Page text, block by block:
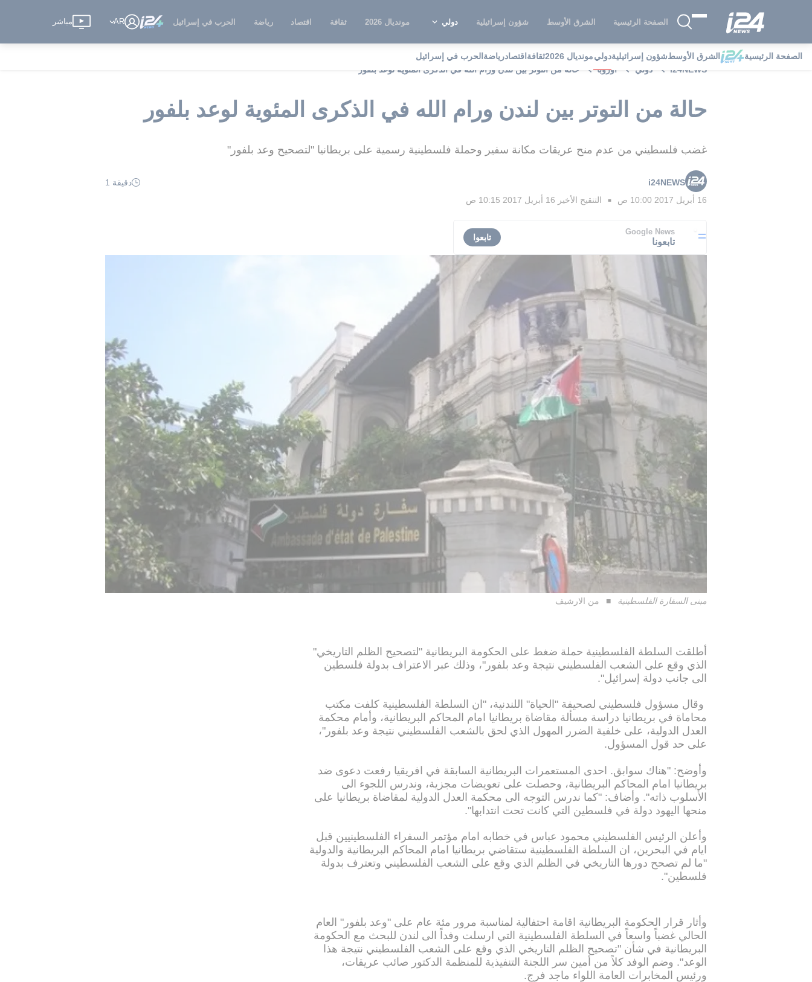
الصفحة الرئيسية الشرق الأوسط شؤون إسرائيلية دولي مونديال 2026 ثقافة اقتصاد رياضة الحرب في إسرائيل AR مباشر
الصفحة الرئيسية الشرق الأوسطشؤون إسرائيليةدوليمونديال 2026 ثقافة اقتصادرياضة الحرب في إسرائيل
i24NEWS
دولي أوروبا حالة من التوتر بين لندن ورام الله في الذكرى المئوية لوعد بلفور
حالة من التوتر بين لندن ورام الله في الذكرى المئوية لوعد بلفور
غضب فلسطيني من عدم منح عريقات مكانة سفير وحملة فلسطينية رسمية على بريطانيا "لتصحيح وعد بلفور"
i24NEWS
دقيقة 1
16 أبريل 2017 10:00 ص
■ التنقيح الأخير 16 أبريل 2017 10:15 ص
Google News
تابعونا تابعوا
مبنى السفارة الفلسطينية من الارشيف
أطلقت السلطة الفلسطينية حملة ضغط على الحكومة البريطانية "لتصحيح الظلم التاريخي"
الذي وقع على الشعب الفلسطيني نتيجة وعد بلفور"، وذلك عبر الاعتراف بدولة فلسطين
الى جانب دولة إسرائيل".
وقال مسؤول فلسطيني لصحيفة "الحياة" اللندنية، "ان السلطة الفلسطينية كلفت مكتب
محاماة في بريطانيا دراسة مسألة مقاضاة بريطانيا امام المحاكم البريطانية، وأمام محكمة
العدل الدولية، على خلفية الضرر المهول الذي لحق بالشعب الفلسطيني نتيجة وعد بلفور"،
على حد قول المسؤول.
وأوضح: "هناك سوابق. احدى المستعمرات البريطانية السابقة في افريقيا رفعت دعوى ضد
بريطانيا امام المحاكم البريطانية، وحصلت على تعويضات مجزية، وندرس اللجوء الى
الأسلوب ذاته". وأضاف: "كما ندرس التوجه الى محكمة العدل الدولية لمقاضاة بريطانيا على
منحها اليهود دولة في فلسطين التي كانت تحت انتدابها".
وأعلن الرئيس الفلسطيني محمود عباس في خطابه امام مؤتمر السفراء الفلسطينيين قبل
ايام في البحرين، ان السلطة الفلسطينية ستقاضي بريطانيا امام المحاكم البريطانية والدولية
"ما لم تصحح دورها التاريخي في الظلم الذي وقع على الشعب الفلسطيني وتعترف بدولة
فلسطين".
وأثار قرار الحكومة البريطانية اقامة احتفالية لمناسبة مرور مئة عام على "وعد بلفور" العام
الحالي غضباً واسعاً في السلطة الفلسطينية التي ارسلت وفداً الى لندن للبحث مع الحكومة
البريطانية في شأن "تصحيح الظلم التاريخي الذي وقع على الشعب الفلسطيني نتيجة هذا
الوعد". وضم الوفد كلاً من أمين سر اللجنة التنفيذية للمنظمة الدكتور صائب عريقات،
ورئيس المخابرات العامة اللواء ماجد فرج.